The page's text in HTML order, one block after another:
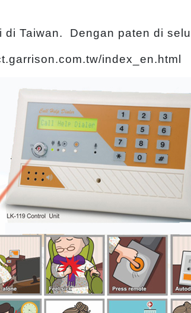
di Taiwan. Dengan paten di
index_en.html